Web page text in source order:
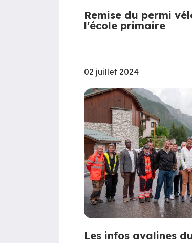
Remise du permi
l'école primaire
02 juillet 2024
Les infos avalines